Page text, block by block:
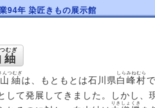
94年 染匠きもの展示館
紬
むぎ
紬
んつむぎ
は、もともとは石川県白峰村
しらみねむら
して発展してきました。しかし、
りきしょくき